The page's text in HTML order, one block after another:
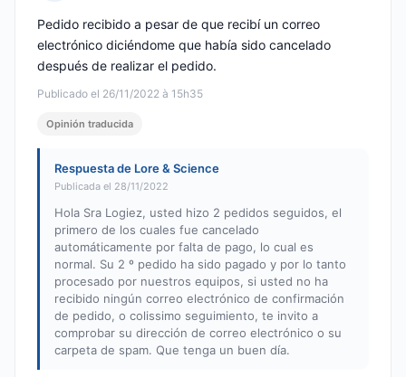
Publicado el 26/11/2022 à 15h35
Pedido recibido a pesar de que recibí un correo
electrónico diciéndome que había sido cancelado
después de realizar el pedido.
Opinión traducida
Respuesta de Lore & Science
Publicada el 28/11/2022
Hola Sra Logiez, usted hizo 2 pedidos seguidos, el
primero de los cuales fue cancelado
automáticamente por falta de pago, lo cual es
normal. Su 2 º pedido ha sido pagado y por lo tanto
procesado por nuestros equipos, si usted no ha
recibido ningún correo electrónico de confirmación
de pedido, o colissimo seguimiento, te invito a
comprobar su dirección de correo electrónico o su
carpeta de spam. Que tenga un buen día.